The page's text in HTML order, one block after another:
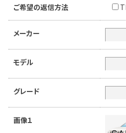
ご希望の返信方法
メーカー
モデル
グレード
画像１